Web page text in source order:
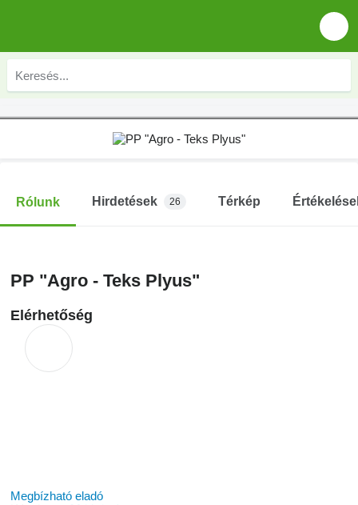
Rólunk Hirdetések 26 Térkép
PP "Agro - Teks Plyus"
Elérhetőség
Megbízható eladó